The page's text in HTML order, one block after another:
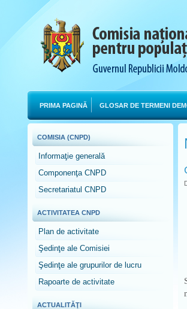
PRIMA PAGINĂ GLOSAR DE TERMENI
COMISIA (CNPD)
Informaţie generală
Componenţa CNPD
Secretariatul CNPD
ACTIVITATEA CNPD
Plan de activitate
Şedinţe ale Comisiei
Şedinţe ale grupurilor de lucru
Rapoarte de activitate
ACTUALITĂŢI